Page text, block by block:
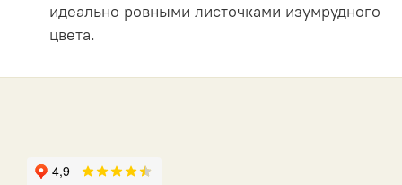
идеально ровными листочками изумрудного
цвета.